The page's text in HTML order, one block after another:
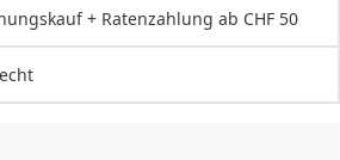
+ Ratenzahlung ab CHF 50